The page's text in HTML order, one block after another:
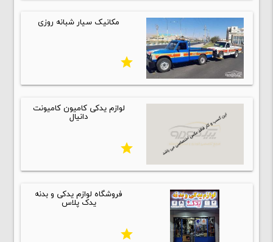
مکانیک سیار شبانه روزی
star
لوازم یدکی کامیون کامیونت
دانیال
star
فروشگاه لوازم یدکی و بدنه
یدک پلاس
star